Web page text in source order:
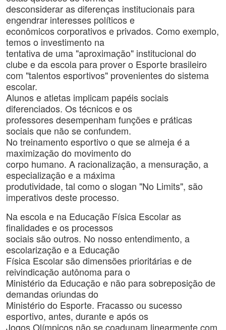
desconsiderar as diferenças institucionais para
engendrar interesses políticos e
econômicos corporativos e privados. Como exemplo,
temos o investimento na
tentativa de uma "aproximação" institucional do
clube e da escola para prover o Esporte brasileiro
com "talentos esportivos" provenientes do sistema
escolar.
Alunos e atletas implicam papéis sociais
diferenciados. Os técnicos e os
professores desempenham funções e práticas
sociais que não se confundem.
No treinamento esportivo o que se almeja é a
maximização do movimento do
corpo humano. A racionalização, a mensuração, a
especialização e a máxima
produtividade, tal como o slogan "No Limits", são
imperativos deste processo.
Na escola e na Educação Física Escolar as
finalidades e os processos
sociais são outros. No nosso entendimento, a
escolarização e a Educação
Física Escolar são dimensões prioritárias e de
reivindicação autônoma para o
Ministério da Educação e não para sobreposição de
demandas oriundas do
Ministério do Esporte. Fracasso ou sucesso
esportivo, antes, durante e após os
Jogos Olímpicos não se coadunam linearmente com